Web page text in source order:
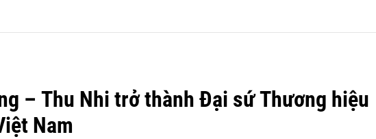
– Thu Nhi trở thành Đại sứ Thương hiệu
Nam